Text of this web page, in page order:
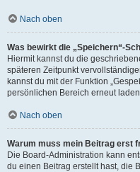
Nach oben
Was bewirkt die „Speichern“-
Hiermit kannst du die
späteren Zeitpunkt
kannst du mit der Funktion
persönlichen Bereich erneut
Nach oben
Warum muss mein Beitrag erst
Die Board-Administration kann
du einen Beitrag erstellt hast, die